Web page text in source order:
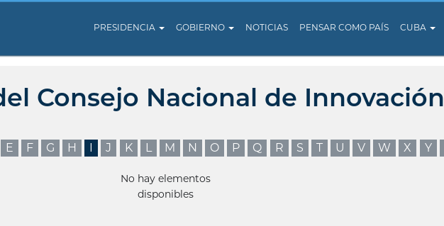
PRESIDENCIA GOBIERNO NOTICIAS PENSAR COMO PAÍS CUBA
Consejo Nacional de Innovación
E F G H I J K L M N O P Q R S T U V W X Y
No hay elementos
disponibles